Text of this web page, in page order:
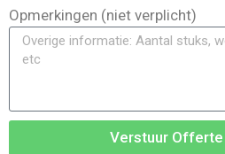
Opmerkingen (niet verplicht)
Verstuur Offerte